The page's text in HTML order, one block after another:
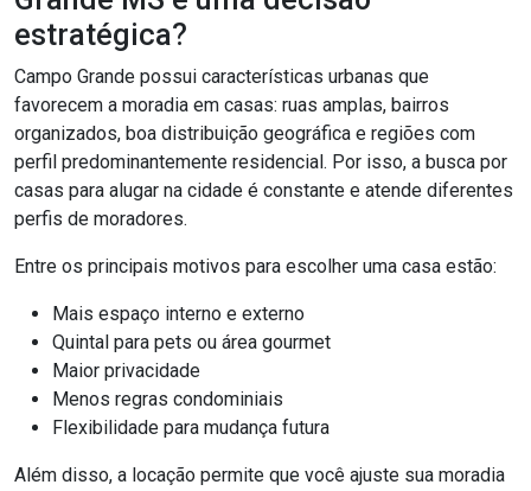
estratégica?
Campo Grande possui características urbanas que
favorecem a moradia em casas: ruas amplas, bairros
organizados, boa distribuição geográfica e regiões com
perfil predominantemente residencial. Por isso, a busca por
casas para alugar na cidade é constante e atende diferentes
perfis de moradores.
Entre os principais motivos para escolher uma casa estão:
Mais espaço interno e externo
Quintal para pets ou área gourmet
Maior privacidade
Menos regras condominiais
Flexibilidade para mudança futura
Além disso, a locação permite que você ajuste sua moradia